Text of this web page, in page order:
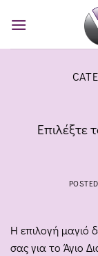
Επιλέξτε
Η επιλογή μαγιό
σας για το Άγιο